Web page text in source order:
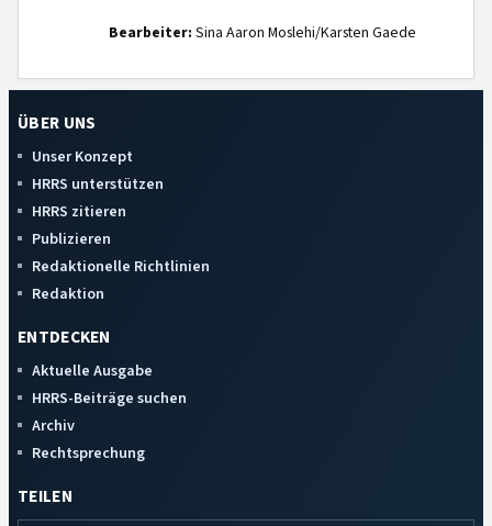
Bearbeiter: Sina Aaron Moslehi/Karsten Gaede
ÜBER UNS
Unser Konzept
HRRS unterstützen
HRRS zitieren
Publizieren
Redaktionelle Richtlinien
Redaktion
ENTDECKEN
Aktuelle Ausgabe
HRRS-Beiträge suchen
Archiv
Rechtsprechung
TEILEN